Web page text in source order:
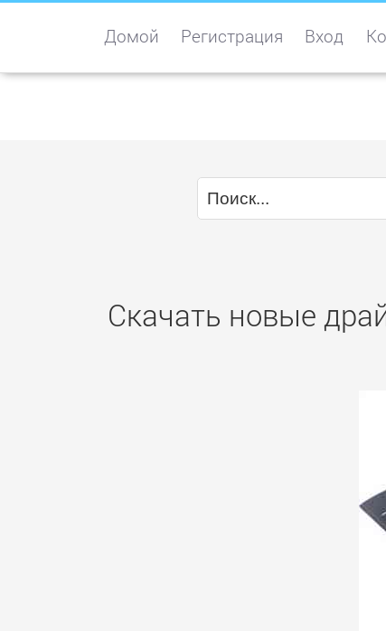
Домой Регистрация Вход
Скачать новые